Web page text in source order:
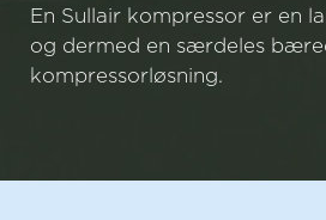
En Sullair kompressor er en
og dermed en særdeles
kompressorløsning.